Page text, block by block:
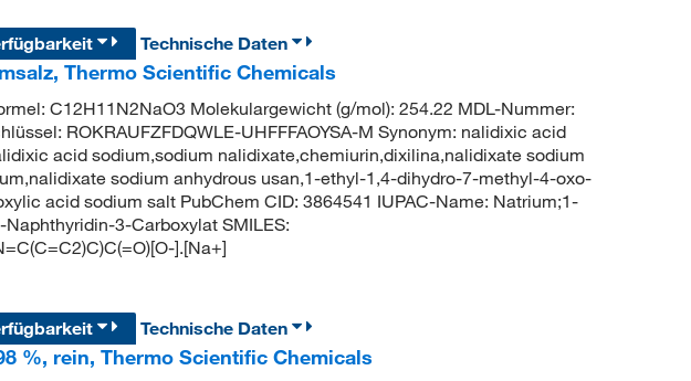
Technische Daten
Thermo Scientific Chemicals
C12H11N2NaO3 Molekulargewicht (g/mol): 254.22 MDL-Nummer:
ROKRAUFZFDQWLE-UHFFFAOYSA-M Synonym: nalidixic acid
acid sodium,sodium nalidixate,chemiurin,dixilina,nalidixate sodium
sodium anhydrous usan,1-ethyl-1,4-dihydro-7-methyl-4-oxo-
acid sodium salt PubChem CID: 3864541 IUPAC-Name: Natrium;1-
3-Carboxylat SMILES:
].[Na+]
Technische Daten
%, rein, Thermo Scientific Chemicals